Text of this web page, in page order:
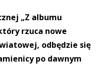
„Z albumu
rzuca nowe
odbędzie się
po dawnym